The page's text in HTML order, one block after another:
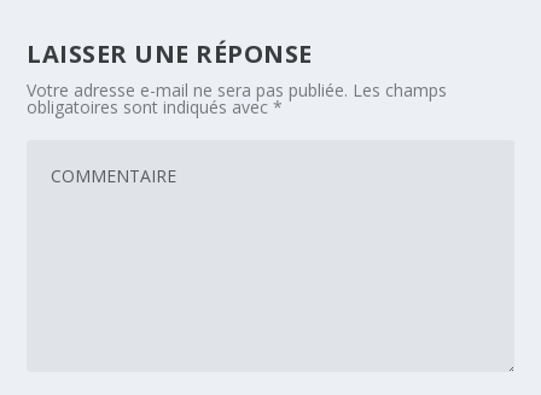
LAISSER UNE RÉPONSE
Votre adresse e-mail ne sera pas publiée. Les champs
obligatoires sont indiqués avec*